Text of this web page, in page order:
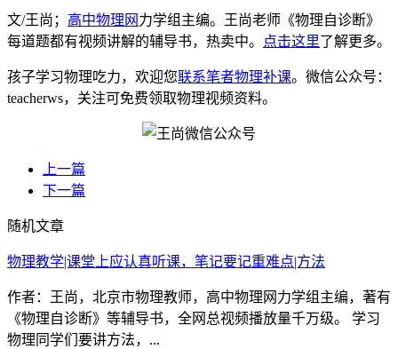
文/王尚； 高中物理网 力学组主编。王尚老师《物理自诊断》
每道题都有视频讲解的辅导书，热卖中。
点击这里了解更多。
孩子学习物理吃力，欢迎您联系笔者物理补课。微信公众号：
teacherws，关注可免费领取物理视频资料。
上一篇
下一篇
随机文章
物理教学|课堂上应认真听课，笔记要记重难点|方法
作者：王尚，北京市物理教师，高中物理网力学组主编，著有
《物理自诊断》等辅导书，全网总视频播放量千万级。 学习
物理同学们要讲方法，...